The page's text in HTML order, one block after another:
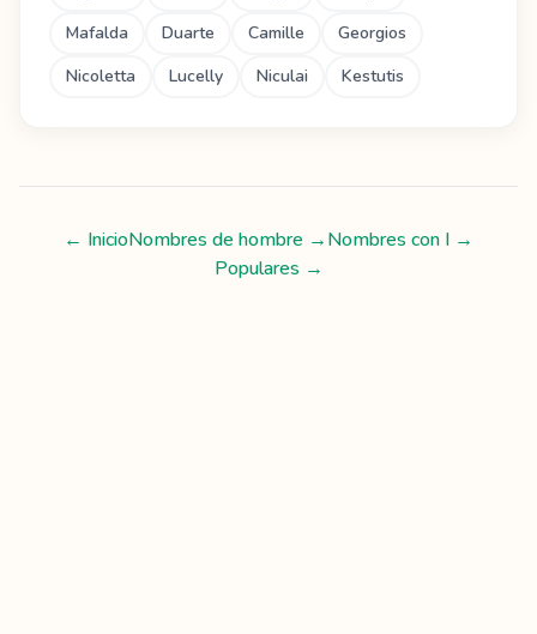
Mafalda
Duarte Camille
Georgios
Nicoletta
Lucelly Niculai Kestutis
← InicioNombres de hombre →Nombres con I →
Populares →